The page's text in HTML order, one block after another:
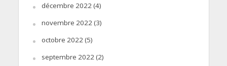
décembre 2022(4)
novembre 2022(3)
octobre 2022(5)
septembre 2022(2)